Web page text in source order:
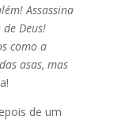
Assassina
Deus!
como a
asas, mas
de um